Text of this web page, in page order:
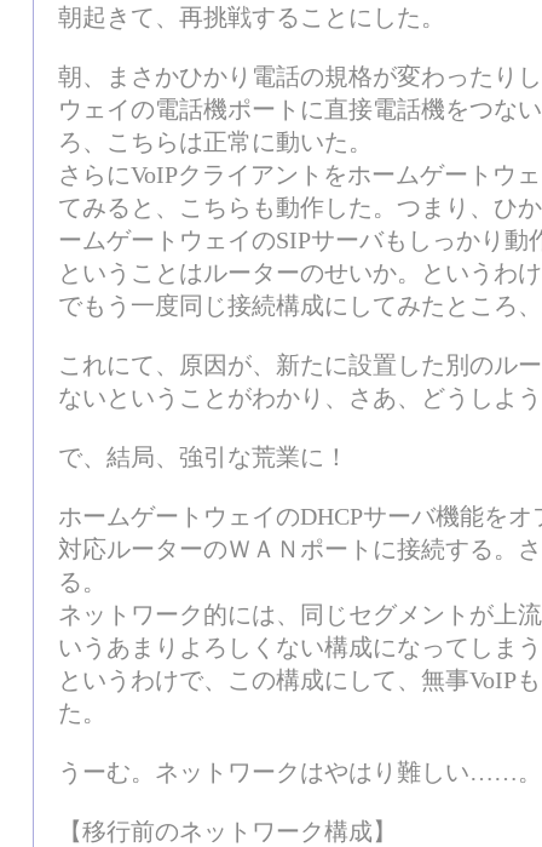
朝起きて、再挑戦することにした。
朝、まさかひかり電話の規格が変わったり
ウェイの電話機ポートに直接電話機をつな
ろ、こちらは正常に動いた。
さらにVoIPクライアントをホームゲートウ
てみると、こちらも動作した。つまり、ひ
ームゲートウェイのSIPサーバもしっかり動
ということはルーターのせいか。というわ
でもう一度同じ接続構成にしてみたところ
これにて、原因が、新たに設置した別のル
ないということがわかり、さあ、どうし
で、結局、強引な荒業に！
ホームゲートウェイのDHCPサーバ機能を
対応ルーターのＷＡＮポートに接続する。
る。
ネットワーク的には、同じセグメントが上
いうあまりよろしくない構成になってしま
というわけで、この構成にして、無事VoIP
た。
うーむ。ネットワークはやはり難しい……。
【移行前のネットワーク構成】